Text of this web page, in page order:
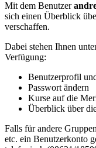
Mit dem Benutzer
sich einen Überblick
verschaffen.
Dabei stehen Ihnen
Verfügung:
Benutzerprofil
Passwort ändern
Kurse auf die
Überblick über
Falls für andere
etc. ein Benutzerkonto